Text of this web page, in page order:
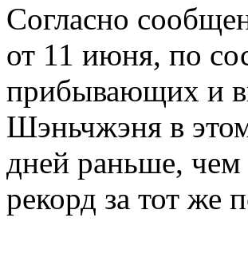
Согласно
от 11 июня, по
прибывающих и
Шэньчжэня в
дней раньше,
рекорд за тот же